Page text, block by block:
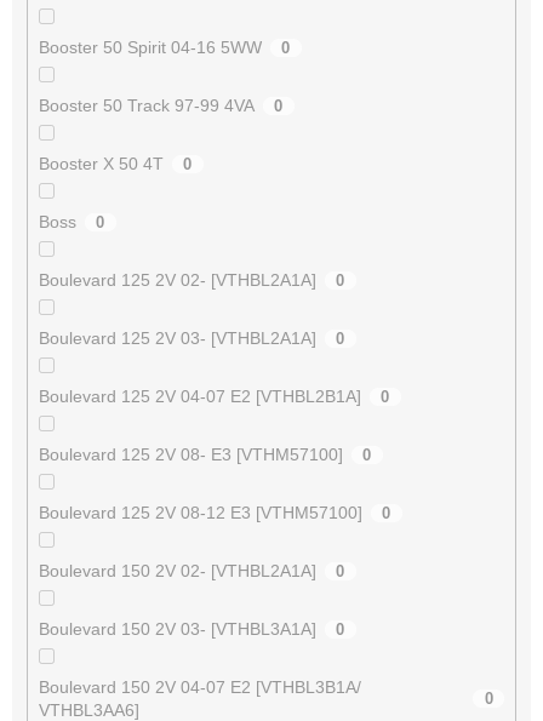
Booster 50 Spirit 04-16 5WW 0
Booster 50 Track 97-99 4VA 0
Booster X 50 4T 0
Boss 0
Boulevard 125 2V 02- [VTHBL2A1A] 0
Boulevard 125 2V 03- [VTHBL2A1A] 0
Boulevard 125 2V 04-07 E2 [VTHBL2B1A] 0
Boulevard 125 2V 08- E3 [VTHM57100] 0
Boulevard 125 2V 08-12 E3 [VTHM57100] 0
Boulevard 150 2V 02- [VTHBL2A1A] 0
Boulevard 150 2V 03- [VTHBL3A1A] 0
Boulevard 150 2V 04-07 E2 [VTHBL3B1A/
VTHBL3AA6]
0